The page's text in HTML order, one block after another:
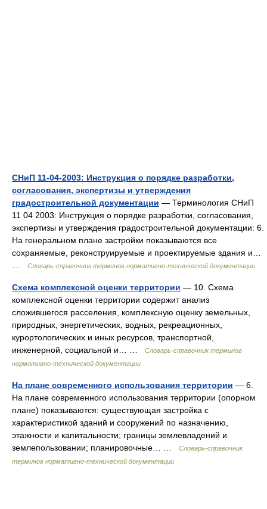
СНиП 11-04-2003: Инструкция о порядке разработки,
согласования, экспертизы и утверждения
градостроительной документации — Терминология СНиП
11 04 2003: Инструкция о порядке разработки, согласования,
экспертизы и утверждения градостроительной документации: 6.
На генеральном плане застройки показываются все
сохраняемые, реконструируемые и проектируемые здания и…
Словарь-справочник терминов нормативно-технической документации
Схема комплексной оценки территории — 10. Схема
комплексной оценки территории содержит анализ
сложившегося расселения, комплексную оценку земельных,
природных, энергетических, водных, рекреационных,
курортологических и иных ресурсов, транспортной,
инженерной, социальной и… …
Словарь-справочник терминов
нормативно-технической документации
На плане современного использования территории — 6.
На плане современного использования территории (опорном
плане) показываются: существующая застройка с
характеристикой зданий и сооружений по назначению,
этажности и капитальности; границы землевладений и
землепользовании; планировочные… …
Словарь-справочник
терминов нормативно-технической документации